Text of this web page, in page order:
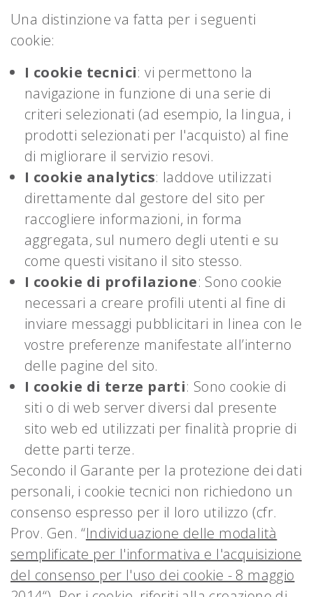
Una distinzione va fatta per i seguenti
cookie:
I cookie tecnici: vi permettono la
navigazione in funzione di una serie di
criteri selezionati (ad esempio, la lingua, i
prodotti selezionati per l'acquisto) al fine
di migliorare il servizio resovi.
I cookie analytics: laddove utilizzati
direttamente dal gestore del sito per
raccogliere informazioni, in forma
aggregata, sul numero degli utenti e su
come questi visitano il sito stesso.
I cookie di profilazione: Sono cookie
necessari a creare profili utenti al fine di
inviare messaggi pubblicitari in linea con le
vostre preferenze manifestate all’interno
delle pagine del sito.
I cookie di terze parti: Sono cookie di
siti o di web server diversi dal presente
sito web ed utilizzati per finalità proprie di
dette parti terze.
Secondo il Garante per la protezione dei dati
personali, i cookie tecnici non richiedono un
consenso espresso per il loro utilizzo (cfr.
Prov. Gen. “Individuazione delle modalità
semplificate per l'informativa e l'acquisizione
del consenso per l'uso dei cookie - 8 maggio